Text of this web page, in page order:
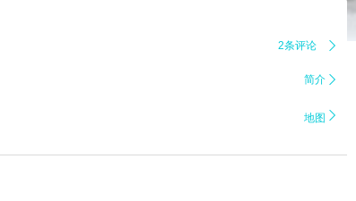
2条评论 
简介 
地图 